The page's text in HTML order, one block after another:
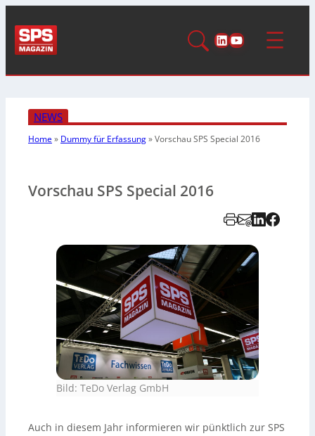
LinkedIn
YouTube
NEWS
Home» Dummy für Erfassung»Vorschau SPS Special 2016
Vorschau SPS Special 2016
Bild: TeDo Verlag GmbH
Auch in diesem Jahr informieren wir pünktlich zur SPS